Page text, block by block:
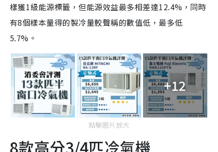
樣獲1級能源標籤，但能源效益最多相差達12.4%，同時
有8個樣本量得的製冷量較聲稱的數值低，最多低
5.7%。
+12
點擊圖片放大
8款高分3/4匹冷氣機